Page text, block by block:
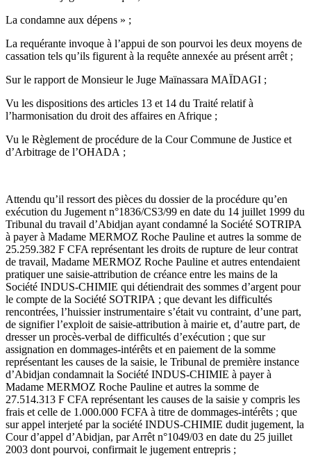
La condamne aux dépens » ;
La requérante invoque à l’appui de son pourvoi les deux moyens de
cassation tels qu’ils figurent à la requête annexée au présent arrêt ;
Sur le rapport de Monsieur le Juge Maïnassara MAÏDAGI ;
Vu les dispositions des articles 13 et 14 du Traité relatif à
l’harmonisation du droit des affaires en Afrique ;
Vu le Règlement de procédure de la Cour Commune de Justice et
d’Arbitrage de l’OHADA ;
Attendu qu’il ressort des pièces du dossier de la procédure qu’en
exécution du Jugement n°1836/CS3/99 en date du 14 juillet 1999 du
Tribunal du travail d’Abidjan ayant condamné la Société SOTRIPA
à payer à Madame MERMOZ Roche Pauline et autres la somme de
25.259.382 F CFA représentant les droits de rupture de leur contrat
de travail, Madame MERMOZ Roche Pauline et autres entendaient
pratiquer une saisie-attribution de créance entre les mains de la
Société INDUS-CHIMIE qui détiendrait des sommes d’argent pour
le compte de la Société SOTRIPA ; que devant les difficultés
rencontrées, l’huissier instrumentaire s’était vu contraint, d’une part,
de signifier l’exploit de saisie-attribution à mairie et, d’autre part, de
dresser un procès-verbal de difficultés d’exécution ; que sur
assignation en dommages-intérêts et en paiement de la somme
représentant les causes de la saisie, le Tribunal de première instance
d’Abidjan condamnait la Société INDUS-CHIMIE à payer à
Madame MERMOZ Roche Pauline et autres la somme de
27.514.313 F CFA représentant les causes de la saisie y compris les
frais et celle de 1.000.000 FCFA à titre de dommages-intérêts ; que
sur appel interjeté par la société INDUS-CHIMIE dudit jugement, la
Cour d’appel d’Abidjan, par Arrêt n°1049/03 en date du 25 juillet
2003 dont pourvoi, confirmait le jugement entrepris ;